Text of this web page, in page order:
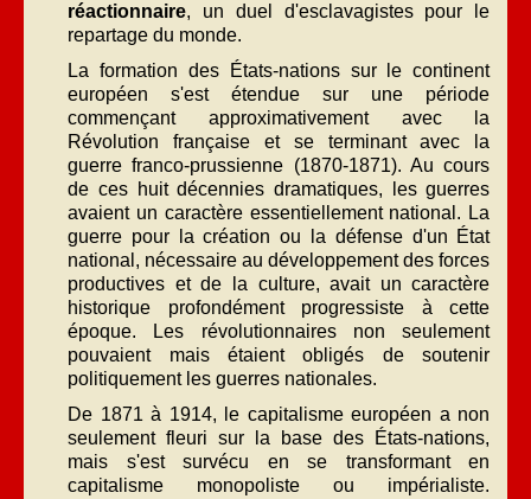
réactionnaire, un duel d'esclavagistes pour le
repartage du monde.
La formation des États-nations sur le continent
européen s'est étendue sur une période
commençant approximativement avec la
Révolution française et se terminant avec la
guerre franco-prussienne (1870-1871). Au cours
de ces huit décennies dramatiques, les guerres
avaient un caractère essentiellement national. La
guerre pour la création ou la défense d'un État
national, nécessaire au développement des forces
productives et de la culture, avait un caractère
historique profondément progressiste à cette
époque. Les révolutionnaires non seulement
pouvaient mais étaient obligés de soutenir
politiquement les guerres nationales.
De 1871 à 1914, le capitalisme européen a non
seulement fleuri sur la base des États-nations,
mais s'est survécu en se transformant en
capitalisme monopoliste ou impérialiste.